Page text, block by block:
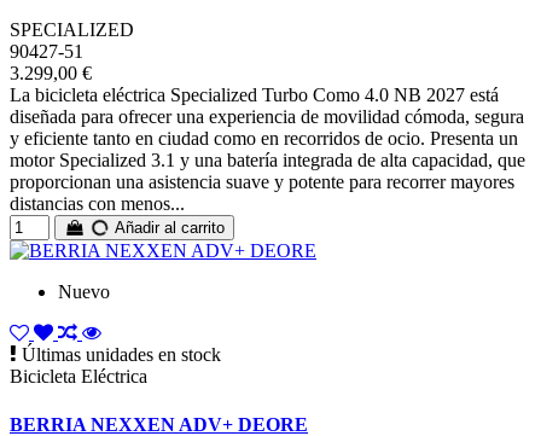
SPECIALIZED
90427-51
3.299,00 €
La bicicleta eléctrica Specialized Turbo Como 4.0 NB 2027 está
diseñada para ofrecer una experiencia de movilidad cómoda, segura
y eficiente tanto en ciudad como en recorridos de ocio. Presenta un
motor Specialized 3.1 y una batería integrada de alta capacidad, que
proporcionan una asistencia suave y potente para recorrer mayores
distancias con menos...
Añadir al carrito
Nuevo
Últimas unidades en stock
Bicicleta Eléctrica
BERRIA NEXXEN ADV+ DEORE